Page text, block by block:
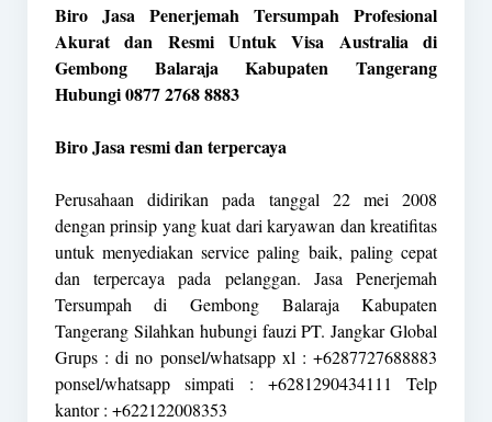
Biro Jasa Penerjemah Tersumpah Profesional
Akurat dan Resmi Untuk Visa Australia di
Gembong Balaraja Kabupaten Tangerang
Hubungi 0877 2768 8883
Biro Jasa resmi dan terpercaya
Perusahaan didirikan pada tanggal 22 mei 2008
dengan prinsip yang kuat dari karyawan dan kreatifitas
untuk menyediakan service paling baik, paling cepat
dan terpercaya pada pelanggan. Jasa Penerjemah
Tersumpah di Gembong Balaraja Kabupaten
Tangerang Silahkan hubungi fauzi PT. Jangkar Global
Grups : di no ponsel/whatsapp xl : +6287727688883
ponsel/whatsapp simpati : +6281290434111 Telp
kantor : +622122008353